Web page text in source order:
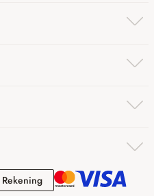
RekeningRekening